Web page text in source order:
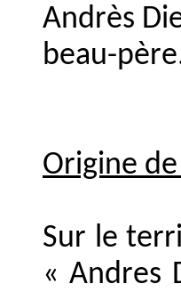
Andrès
beau-
Origine
Sur le
« Andres